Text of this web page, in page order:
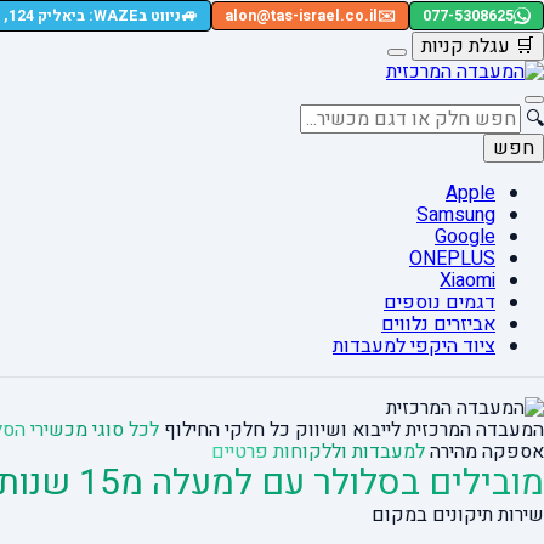
077-5308625
✉️
alon@tas-israel.co.il
🚙ניווט בWAZE: ביאליק 124, רמת גן
🛒 עגלת קניות
🔍
חפש
Apple
Samsung
Google
ONEPLUS
Xiaomi
דגמים נוספים
אביזרים נלווים
ציוד היקפי למעבדות
המעבדה המרכזית לייבוא ושיווק כל חלקי החילוף לכל סוגי מכשירי
אספקה מהירהלמעבדות וללקוחות פרטיים
מובילים בסלולר עם למעלה מ15 שנות ניסיון
שירות תיקונים במקום